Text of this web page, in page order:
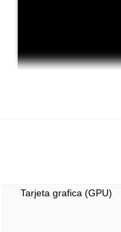
Tarjeta grafica (GPU)